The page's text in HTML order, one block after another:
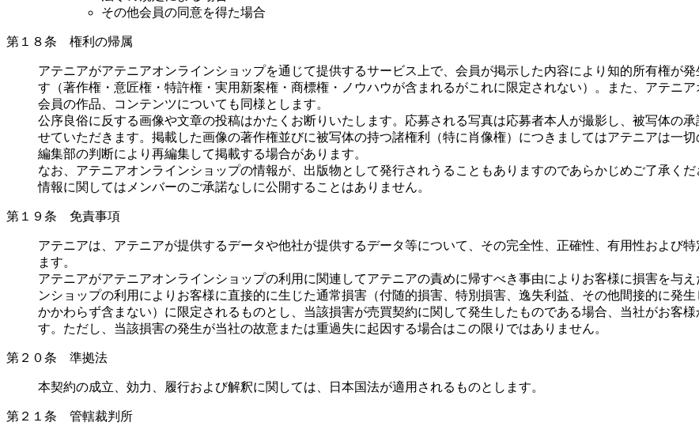
その他会員の同意を得た場合
第１８条 権利の帰属
アテニアがアテニアオンラインショップを通じて提供するサービス上で、会員が掲示した内容により知的所有権が
す（著作権・意匠権・特許権・実用新案権・商標権・ノウハウが含まれるがこれに限定されない）。また、アテニ
会員の作品、コンテンツについても同様とします。
公序良俗に反する画像や文章の投稿はかたくお断りいたします。応募される写真は応募者本人が撮影し、被写体の
せていただきます。掲載した画像の著作権並びに被写体の持つ諸権利（特に肖像権）につきましてはアテニアは一
編集部の判断により再編集して掲載する場合があります。
なお、アテニアオンラインショップの情報が、出版物として発行されうることもありますのであらかじめご了承く
情報に関してはメンバーのご承諾なしに公開することはありません。
第１９条 免責事項
アテニアは、アテニアが提供するデータや他社が提供するデータ等について、その完全性、正確性、有用性および
ます。
アテニアがアテニアオンラインショップの利用に関連してアテニアの責めに帰すべき事由によりお客様に損害を与
ンショップの利用によりお客様に直接的に生じた通常損害（付随的損害、特別損害、逸失利益、その他間接的に発
かかわらず含まない）に限定されるものとし、当該損害が売買契約に関して発生したものである場合、当社がお客
す。ただし、当該損害の発生が当社の故意または重過失に起因する場合はこの限りではありません。
第２０条 準拠法
本契約の成立、効力、履行および解釈に関しては、日本国法が適用されるものとします。
第２１条 管轄裁判所